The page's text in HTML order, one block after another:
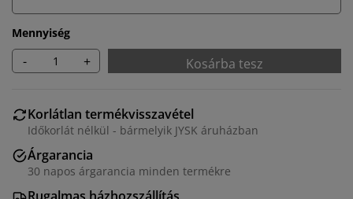
Mennyiség
- + Kosárba tesz
Korlátlan termékvisszavétel
Időkorlát nélkül - bármelyik JYSK áruházban
Árgarancia
30 napos árgarancia minden termékre